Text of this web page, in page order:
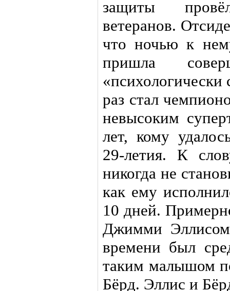
защиты
ветеранов.
что ночью к
пришла
раз стал
невысоким
лет, кому
29-летия. К
никогда не
как ему
10 дней.
Джимми
времени был
таким малышом
Бёрд. Эллис и